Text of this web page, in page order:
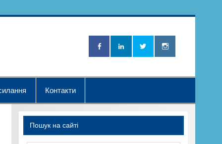
Хвилька"
Контакти
Пошук на сайті